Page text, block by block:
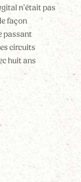
n’était pas
façon
passant
circuits
huit ans